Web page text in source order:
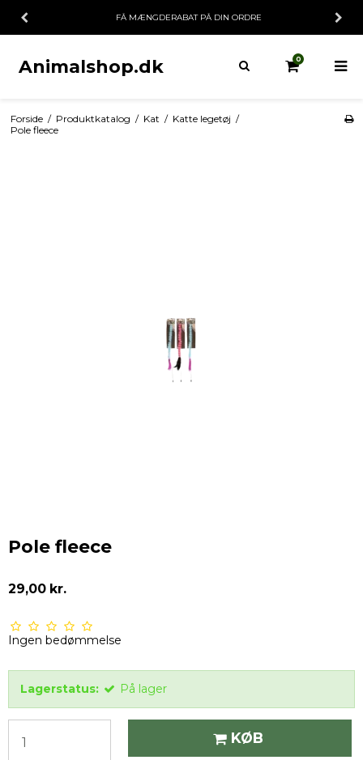
FÅ MÆNGDERABAT PÅ DIN ORDRE
Animalshop.dk 0
Forside / Produktkatalog / Kat / Katte legetøj /
Pole fleece
Pole fleece
29,00 kr.
Ingen bedømmelse
Lagerstatus: På lager
KØB